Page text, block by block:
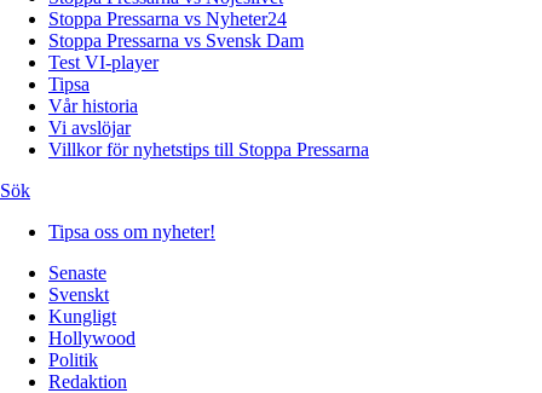
Stoppa Pressarna vs Nyheter24
Stoppa Pressarna vs Svensk Dam
Test VI-player
Tipsa
Vår historia
Vi avslöjar
Villkor för nyhetstips till Stoppa Pressarna
Sök
Tipsa oss om nyheter!
Senaste
Svenskt
Kungligt
Hollywood
Politik
Redaktion